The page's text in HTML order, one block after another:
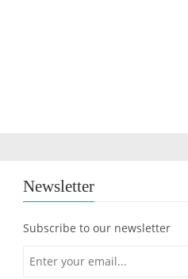
Newsletter
Subscribe to our newsletter